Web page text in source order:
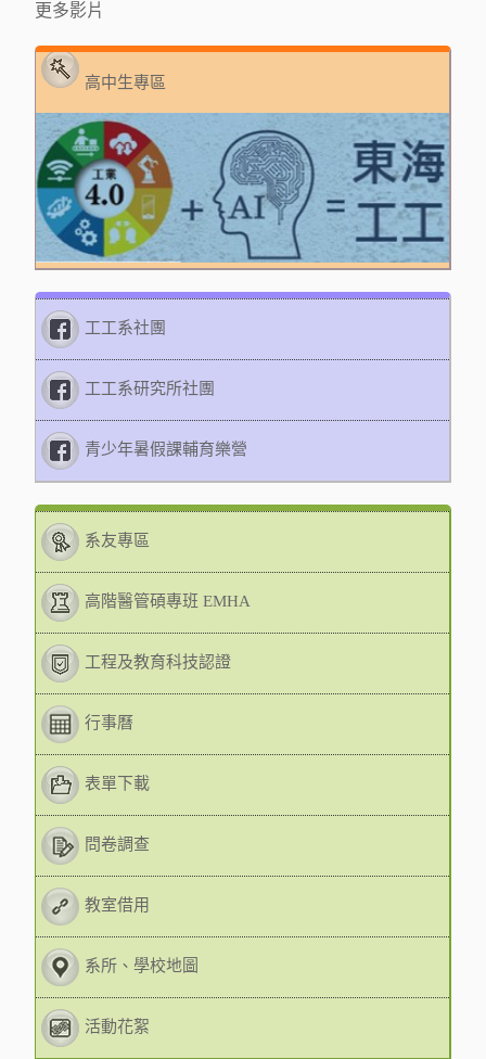
更多影片
高中生專區
工工系社團
工工系研究所社團
青少年暑假課輔育樂營
系友專區
高階醫管碩專班 EMHA
工程及教育科技認證
行事曆
表單下載
問卷調查
教室借用
系所、學校地圖
活動花絮